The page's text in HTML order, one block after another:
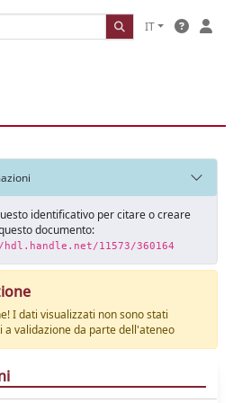
IT
identificativo per citare o creare
documento:
11573/360164
I dati visualizzati non sono stati
a validazione da parte dell'ateneo